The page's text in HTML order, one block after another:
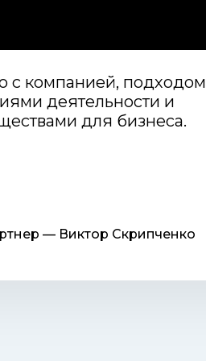
с компанией, подходом
деятельности и
для бизнеса.
— Виктор Скрипченко